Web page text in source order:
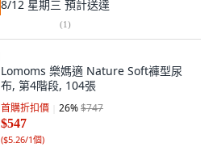
8/12 星期三 預計送達
(1)
Lomoms 樂媽適 Nature Soft褲型尿
布, 第4階段, 104張
首購折扣價 26%$747
$547
($5.26/1個)